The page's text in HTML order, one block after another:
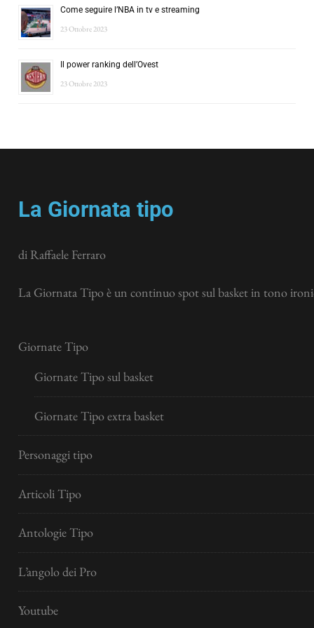
Come seguire l’NBA in tv e streaming
23 Ottobre 2023
Il power ranking dell’Ovest
23 Ottobre 2023
La Giornata tipo
di Raffaele Ferraro
La Giornata Tipo è un continuo spot sul basket in tono
Giornate Tipo
Giornate Tipo sul basket
Giornate Tipo extra basket
Personaggi tipo
Articoli Tipo
Antologie Tipo
L’angolo dei Pro
Youtube